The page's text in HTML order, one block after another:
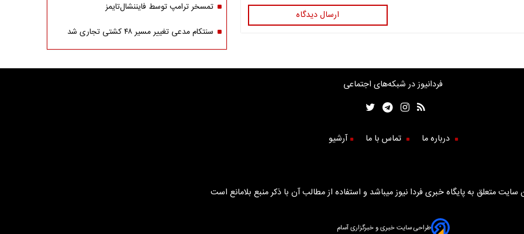
ارسال دیدگاه
تمسخر ترامپ توسط فایننشال‌تایمز
سنتکام مدعی تغییر مسیر ۴۸ کشتی تجاری شد
فردانیوز در شبکه‌های اجتماعی
درباره ما تماس با ما آرشیو
متعلق به پایگاه خبری فردا نیوز میباشد و استفاده از مطالب آن با ذکر منبع بلامانع است
طراحی سایت خبری و خبرگزاری آسام